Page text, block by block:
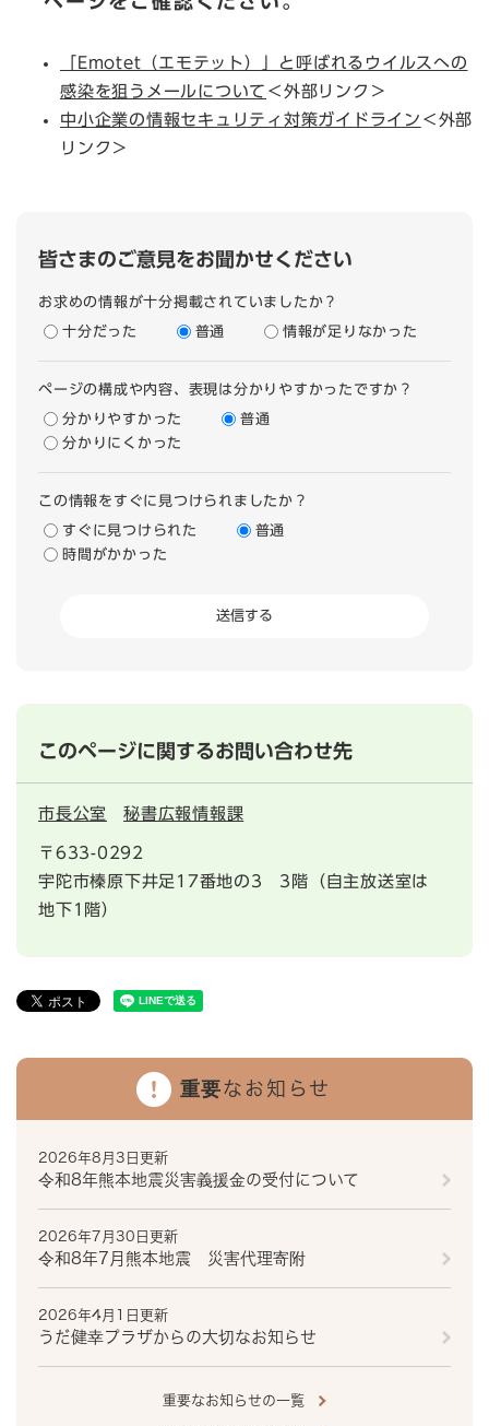
「Emotet（エモテット）」と呼ばれるウイルスへの
感染を狙うメールについて ＜外部リンク＞
中小企業の情報セキュリティ対策ガイドライン ＜外部
リンク＞
皆さまのご意見をお聞かせください
お求めの情報が十分掲載されていましたか？
十分だった 普通 情報が足りなかった
ページの構成や内容、表現は分かりやすかったですか？
分かりやすかった
普通
分かりにくかった
この情報をすぐに見つけられましたか？
すぐに見つけられた
普通
時間がかかった
このページに関するお問い合わせ先
市長公室 秘書広報情報課
〒633-0292
宇陀市榛原下井足17番地の3 3階（自主放送室は
地下1階）
重要なお知らせ
2026年8月3日更新
令和8年熊本地震災害義援金の受付について
2026年7月30日更新
令和8年7月熊本地震 災害代理寄附
2026年4月1日更新
うだ健幸プラザからの大切なお知らせ
重要なお知らせの一覧